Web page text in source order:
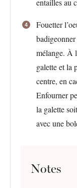
entailles au
Fouetter
mélange. À
galette et la
centre, en
Enfourner
la galette
avec une
Notes